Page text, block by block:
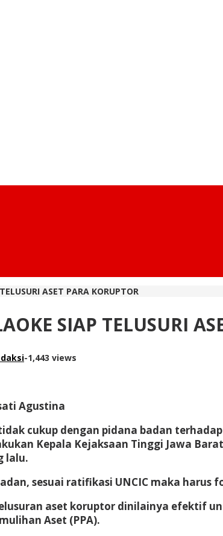
ASET PARA KORUPTOR
SIAP TELUSURI
-1,443 views
Agustina
cukup dengan pidana badan
Kepala Kejaksaan Tinggi Jawa
lalu.
sesuai ratifikasi UNCIC maka
aset koruptor dinilainya efektif
Aset (PPA).